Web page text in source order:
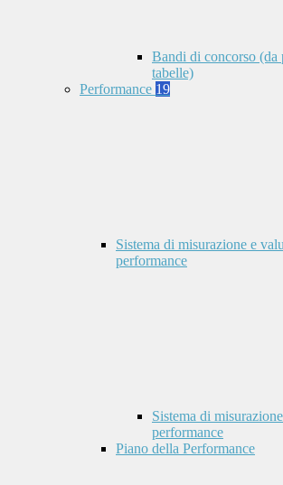
Bandi di concorso (da
tabelle)
Performance 19
Sistema di misurazione e
performance
Sistema di
performance
Piano della Performance